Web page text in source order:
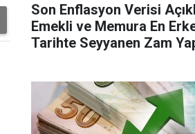
Son Enflasyon Verisi
Emekli ve Memura En
Tarihte Seyyanen Zam